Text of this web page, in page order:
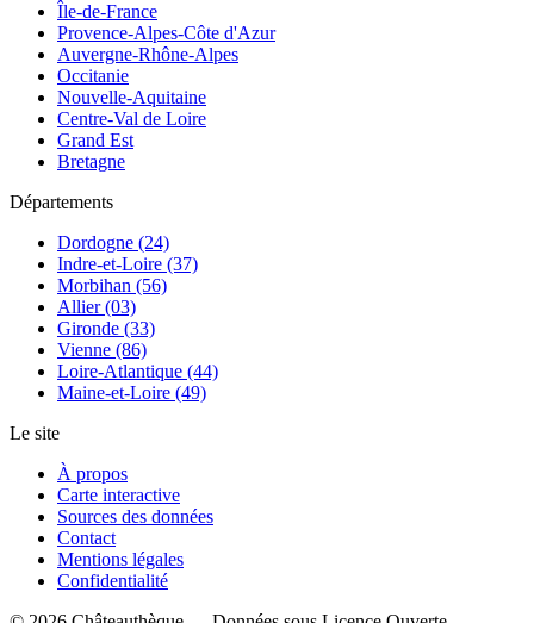
Île-de-France
Provence-Alpes-Côte d'Azur
Auvergne-Rhône-Alpes
Occitanie
Nouvelle-Aquitaine
Centre-Val de Loire
Grand Est
Bretagne
Départements
Dordogne (24)
Indre-et-Loire (37)
Morbihan (56)
Allier (03)
Gironde (33)
Vienne (86)
Loire-Atlantique (44)
Maine-et-Loire (49)
Le site
À propos
Carte interactive
Sources des données
Contact
Mentions légales
Confidentialité